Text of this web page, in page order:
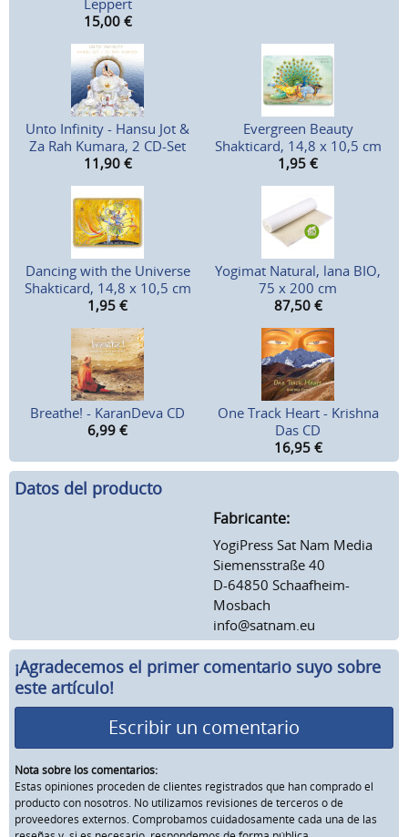
Leppert
15,00 €
Unto Infinity - Hansu Jot &
Za Rah Kumara, 2 CD-Set
11,90 €
Evergreen Beauty
Shakticard, 14,8 x 10,5 cm
1,95 €
Dancing with the Universe
Shakticard, 14,8 x 10,5 cm
1,95 €
Yogimat Natural, lana BIO,
75 x 200 cm
87,50 €
Breathe! - KaranDeva CD
6,99 €
One Track Heart - Krishna
Das CD
16,95 €
Datos del producto
Fabricante:
YogiPress Sat Nam Media
Siemensstraße 40
D-64850 Schaafheim-
Mosbach
info@satnam.eu
¡Agradecemos el primer comentario suyo sobre
este artículo!
Escribir un comentario
Nota sobre los comentarios:
Estas opiniones proceden de clientes registrados que han comprado el
producto con nosotros. No utilizamos revisiones de terceros o de
proveedores externos. Comprobamos cuidadosamente cada una de las